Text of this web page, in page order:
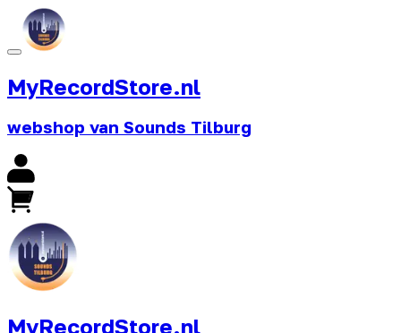
MyRecordStore.nl
webshop van Sounds Tilburg
MyRecordStore.nl